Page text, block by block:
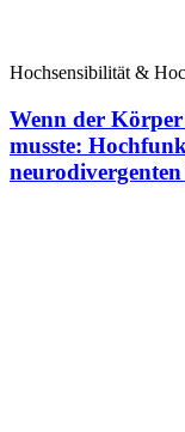
Hochsensibilität &
Wenn der Körper
musste: